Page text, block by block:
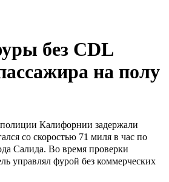
без CDL
на полу
Калифорнии задержали
со скоростью 71 миля в час по
Салида. Во время проверки
управлял фурой без коммерческих